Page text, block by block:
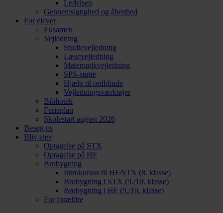
Ledelsen
Gennemsigtighed og åbenhed
For elever
Eksamen
Vejledning
Studievejledning
Læsevejledning
Matematikvejledning
SPS-støtte
Hjælp til ordblinde
Vejledningsværktøjer
Bibliotek
Ferieplan
Skolestart august 2026
Besøg os
Bliv elev
Optagelse på STX
Optagelse på HF
Brobygning
Introkursus til HF/STX (8. klasse)
Brobygning i STX (9./10. klasse)
Brobygning i HF (9./10. klasse)
For forældre